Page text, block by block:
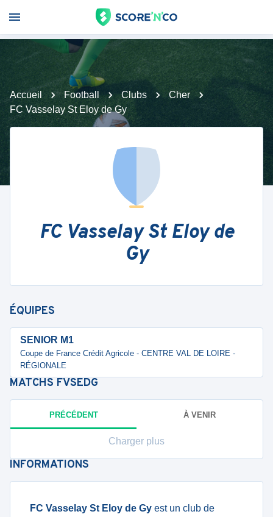
Accueil Football Clubs
Cher
FC Vasselay St Eloy de Gy
FC Vasselay St Eloy de
Gy
ÉQUIPES
SENIOR M1
Coupe de France Crédit Agricole - CENTRE VAL DE LOIRE -
RÉGIONALE
MATCHS FVSEDG
PRÉCÉDENT À VENIR
Charger plus
INFORMATIONS
FC Vasselay St Eloy de Gy est un club de